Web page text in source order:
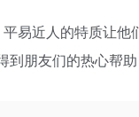
易近人的特质让
朋友们的热心帮助